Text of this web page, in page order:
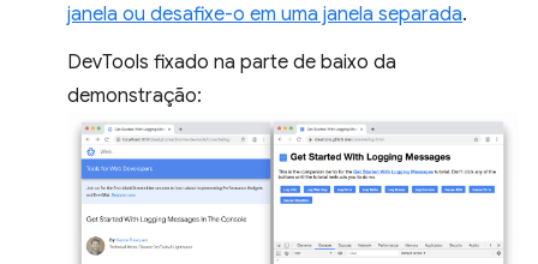
janela ou desafixe-o em uma janela separada.
DevTools fixado na parte de baixo da
demonstração: